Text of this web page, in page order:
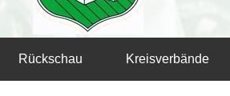
Rückschau Kreisverbände